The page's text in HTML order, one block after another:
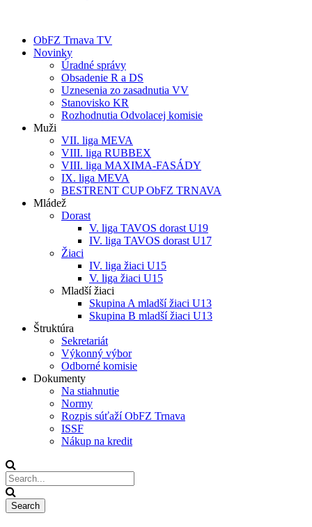
ObFZ Trnava TV
Novinky
Úradné správy
Obsadenie R a DS
Uznesenia zo zasadnutia VV
Stanovisko KR
Rozhodnutia Odvolacej komisie
Muži
VII. liga MEVA
VIII. liga RUBBEX
VIII. liga MAXIMA-FASÁDY
IX. liga MEVA
BESTRENT CUP ObFZ TRNAVA
Mládež
Dorast
V. liga TAVOS dorast U19
IV. liga TAVOS dorast U17
Žiaci
IV. liga žiaci U15
V. liga žiaci U15
Mladší žiaci
Skupina A mladší žiaci U13
Skupina B mladší žiaci U13
Štruktúra
Sekretariát
Výkonný výbor
Odborné komisie
Dokumenty
Na stiahnutie
Normy
Rozpis súťaží ObFZ Trnava
ISSF
Nákup na kredit